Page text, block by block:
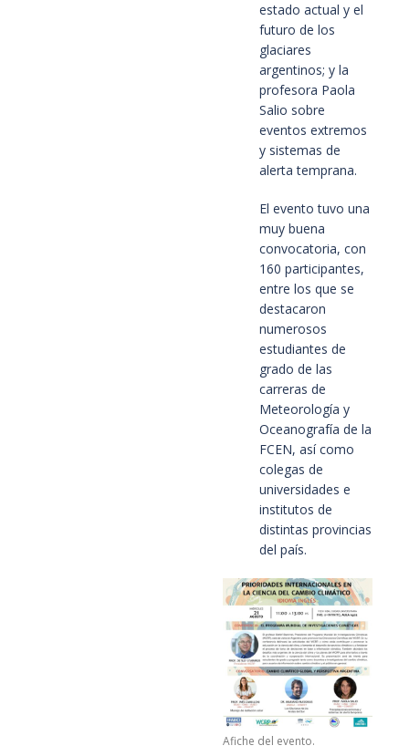
estado actual y el
futuro de los
glaciares
argentinos; y la
profesora Paola
Salio sobre
eventos extremos
y sistemas de
alerta temprana.
El evento tuvo una
muy buena
convocatoria, con
160 participantes,
entre los que se
destacaron
numerosos
estudiantes de
grado de las
carreras de
Meteorología y
Oceanografía de la
FCEN, así como
colegas de
universidades e
institutos de
distintas provincias
del país.
Afiche del evento.